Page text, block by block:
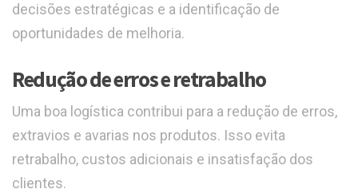
decisões estratégicas e a identificação de
oportunidades de melhoria.
Redução de erros e retrabalho
Uma boa logística contribui para a redução de erros,
extravios e avarias nos produtos. Isso evita
retrabalho, custos adicionais e insatisfação dos
clientes.